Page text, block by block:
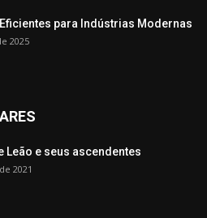
para Indústrias Modernas
2025
Leão e seus ascendentes
2021